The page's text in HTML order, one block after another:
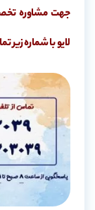
جهت مشاوره
لایو با شماره زیر